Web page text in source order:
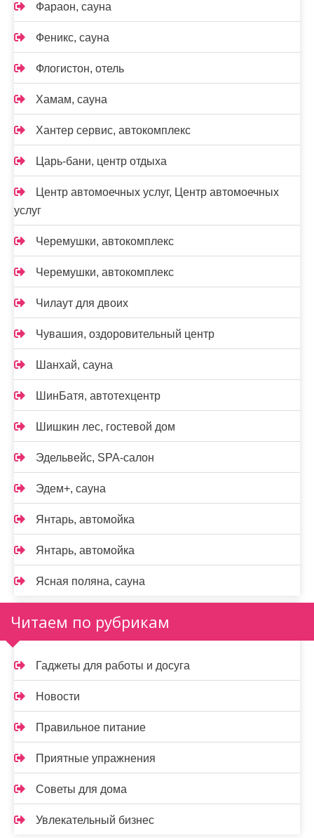
Фараон, сауна
Феникс, сауна
Флогистон, отель
Хамам, сауна
Хантер сервис, автокомплекс
Царь-бани, центр отдыха
Центр автомоечных услуг, Центр автомоечных
услуг
Черемушки, автокомплекс
Черемушки, автокомплекс
Чилаут для двоих
Чувашия, оздоровительный центр
Шанхай, сауна
ШинБатя, автотехцентр
Шишкин лес, гостевой дом
Эдельвейс, SPA-салон
Эдем+, сауна
Янтарь, автомойка
Янтарь, автомойка
Ясная поляна, сауна
Читаем по рубрикам
Гаджеты для работы и досуга
Новости
Правильное питание
Приятные упражнения
Советы для дома
Увлекательный бизнес